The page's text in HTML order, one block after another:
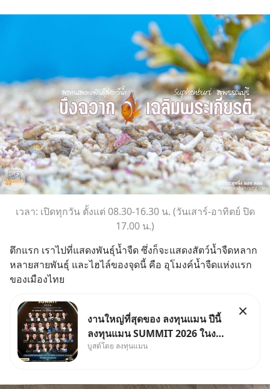
เวลา: เปิดทุกวัน ตั้งแต่ 08.30-16.30 น. (วันเสาร์-อาทิตย์ ปิด
17.00 น.)
ตึกแรก เราไปที่แสดงพันธุ์น้ำจืด ซึ่งก็จะแสดงสัตว์น้ำจืดหลาก
หลายสายพันธุ์ และไฮไล์ของจุดนี้ คือ อุโมงค์น้ำจืดแห่งแรก
ของเมืองไทย
งานใหญ่ที่สุดของ ลงทุนแมน ปีนี้
ลงทุนแมน SUMMIT 2026 ในงาน
นี้จะมีเจ้าของธุรกิจ Dr.PONG,
บูสต์โดย ลงทุนแมน